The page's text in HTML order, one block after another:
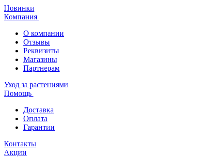
Новинки
Компания
О компании
Отзывы
Реквизиты
Магазины
Партнерам
Уход за растениями
Помощь
Доставка
Оплата
Гарантии
Контакты
Акции